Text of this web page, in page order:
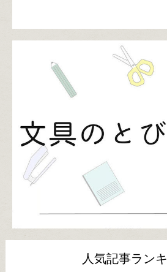
人気記事ラン